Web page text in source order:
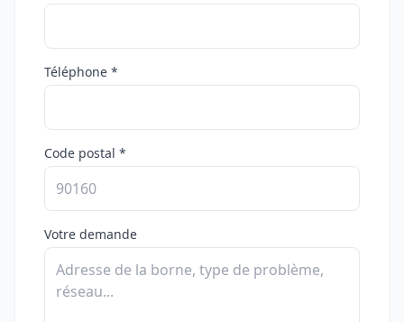
Téléphone *
Code postal *
Votre demande